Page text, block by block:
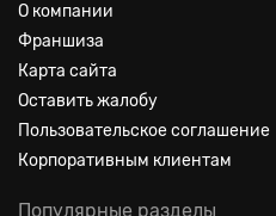
О компании
Франшиза
Карта сайта
Оставить жалобу
Пользовательское соглашение
Корпоративным клиентам
Популярные разделы